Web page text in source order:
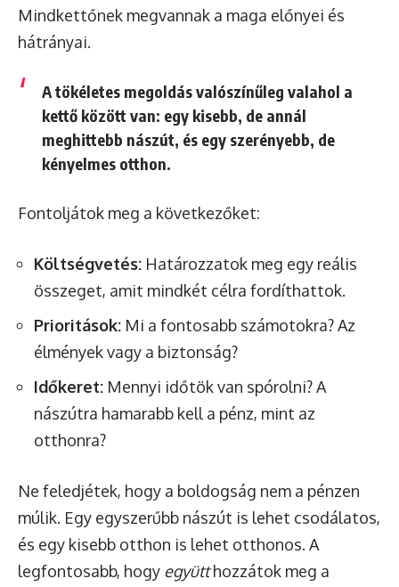
Mindkettőnek megvannak a maga előnyei és
hátrányai.
A tökéletes megoldás valószínűleg valahol a
kettő között van: egy kisebb, de annál
meghittebb nászút, és egy szerényebb, de
kényelmes otthon.
Fontoljátok meg a következőket:
Költségvetés: Határozzatok meg egy reális
összeget, amit mindkét célra fordíthattok.
Prioritások: Mi a fontosabb számotokra? Az
élmények vagy a biztonság?
Időkeret: Mennyi időtök van spórolni? A
nászútra hamarabb kell a pénz, mint az
otthonra?
Ne feledjétek, hogy a boldogság nem a pénzen
múlik. Egy egyszerűbb nászút is lehet csodálatos,
és egy kisebb otthon is lehet otthonos. A
legfontosabb, hogy együtthozzátok meg a